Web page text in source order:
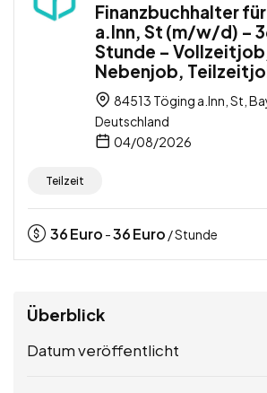
Finanzbuchhalter
a.Inn, St (m/w/d) –
Stunde –
Nebenjob,
84513 Töging a.Inn, St,
Deutschland
04/08/2026
Teilzeit
36Euro -36Euro / Stunde
Überblick
Datum veröffentlicht